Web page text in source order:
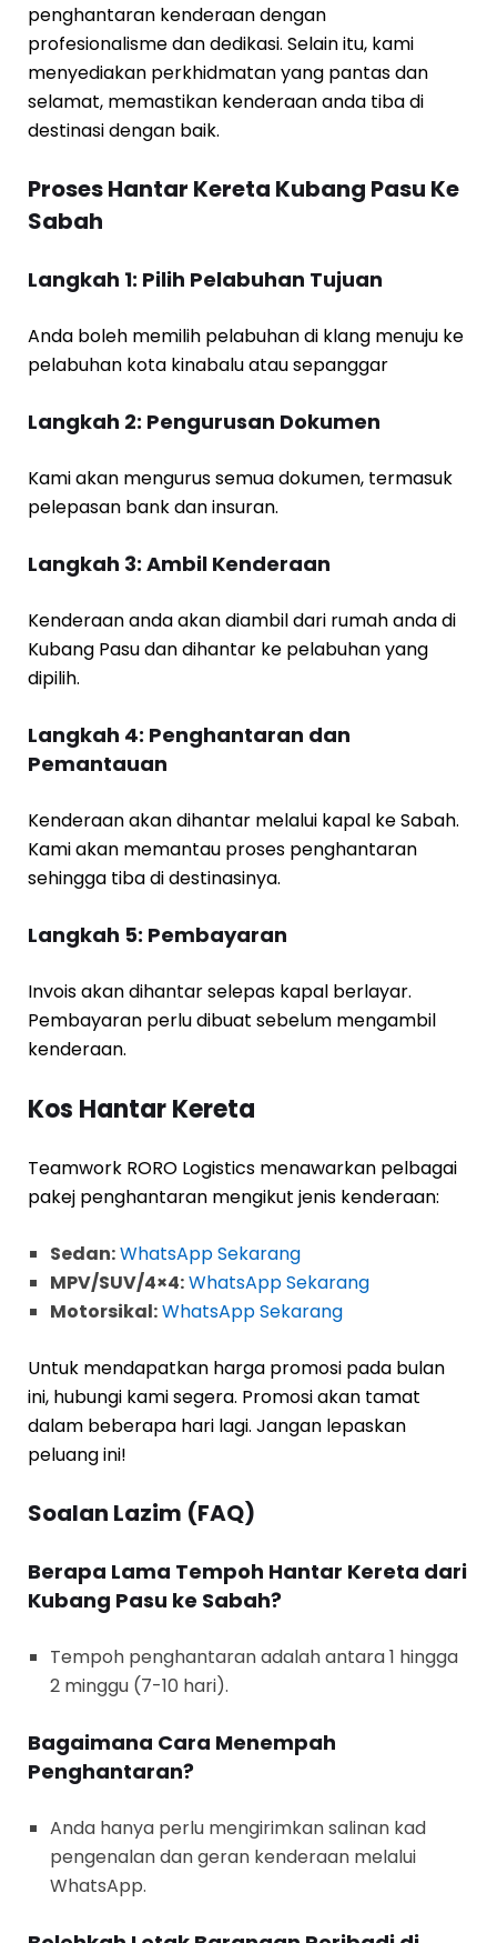
penghantaran kenderaan dengan
profesionalisme dan dedikasi. Selain itu, kami
menyediakan perkhidmatan yang pantas dan
selamat, memastikan kenderaan anda tiba di
destinasi dengan baik.
Proses Hantar Kereta Kubang Pasu Ke
Sabah
Langkah 1: Pilih Pelabuhan Tujuan
Anda boleh memilih pelabuhan di klang menuju ke
pelabuhan kota kinabalu atau sepanggar
Langkah 2: Pengurusan Dokumen
Kami akan mengurus semua dokumen, termasuk
pelepasan bank dan insuran.
Langkah 3: Ambil Kenderaan
Kenderaan anda akan diambil dari rumah anda di
Kubang Pasu dan dihantar ke pelabuhan yang
dipilih.
Langkah 4: Penghantaran dan
Pemantauan
Kenderaan akan dihantar melalui kapal ke Sabah.
Kami akan memantau proses penghantaran
sehingga tiba di destinasinya.
Langkah 5: Pembayaran
Invois akan dihantar selepas kapal berlayar.
Pembayaran perlu dibuat sebelum mengambil
kenderaan.
Kos Hantar Kereta
Teamwork RORO Logistics menawarkan pelbagai
pakej penghantaran mengikut jenis kenderaan:
Sedan:WhatsApp Sekarang
MPV/SUV/4×4:WhatsApp Sekarang
Motorsikal:WhatsApp Sekarang
Untuk mendapatkan harga promosi pada bulan
ini, hubungi kami segera. Promosi akan tamat
dalam beberapa hari lagi. Jangan lepaskan
peluang ini!
Soalan Lazim (FAQ)
Berapa Lama Tempoh Hantar Kereta dari
Kubang Pasu ke Sabah?
Tempoh penghantaran adalah antara 1 hingga
2 minggu (7-10 hari).
Bagaimana Cara Menempah
Penghantaran?
Anda hanya perlu mengirimkan salinan kad
pengenalan dan geran kenderaan melalui
WhatsApp.